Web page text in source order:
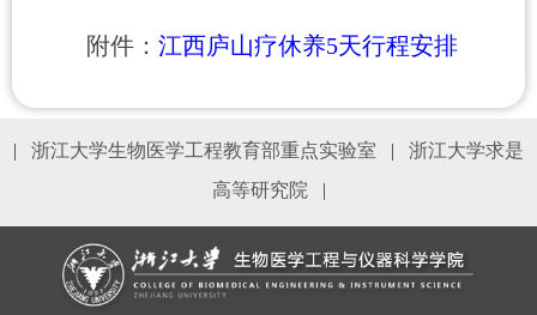
附件：江西庐山疗休养5天行程安排
| 浙江大学生物医学工程教育部重点实验室 |
浙江大学求是
高等研究院
|